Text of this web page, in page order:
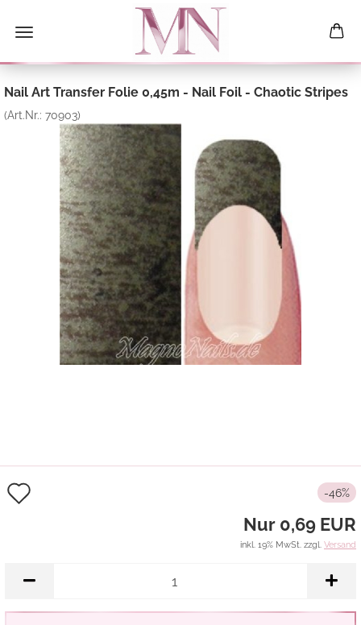
Nail Art Transfer Folie 0,45m - Nail Foil - Chaotic Stripes
(Art.Nr.: 70903)
-46%
Nur 0,69 EUR
inkl. 19% MwSt. zzgl. Versand